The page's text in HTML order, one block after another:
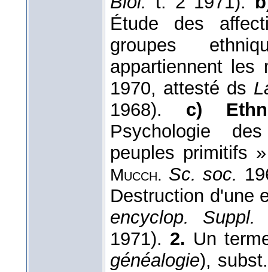
Étude des
groupes
appartiennent
1970, attesté ds
1968). c)
Psychologie
peuples primitifs
Mucch. Sc. soc.
Destruction d'une
encyclop. Suppl.
1971). 2. Un
généalogie),